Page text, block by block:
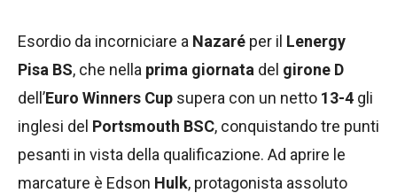
Esordio da incorniciare a Nazaré per il Lenergy
Pisa BS, che nella prima giornata del girone D
dell’Euro Winners Cup supera con un netto 13-4 gli
inglesi del Portsmouth BSC, conquistando tre punti
pesanti in vista della qualificazione. Ad aprire le
marcature è Edson Hulk, protagonista assoluto